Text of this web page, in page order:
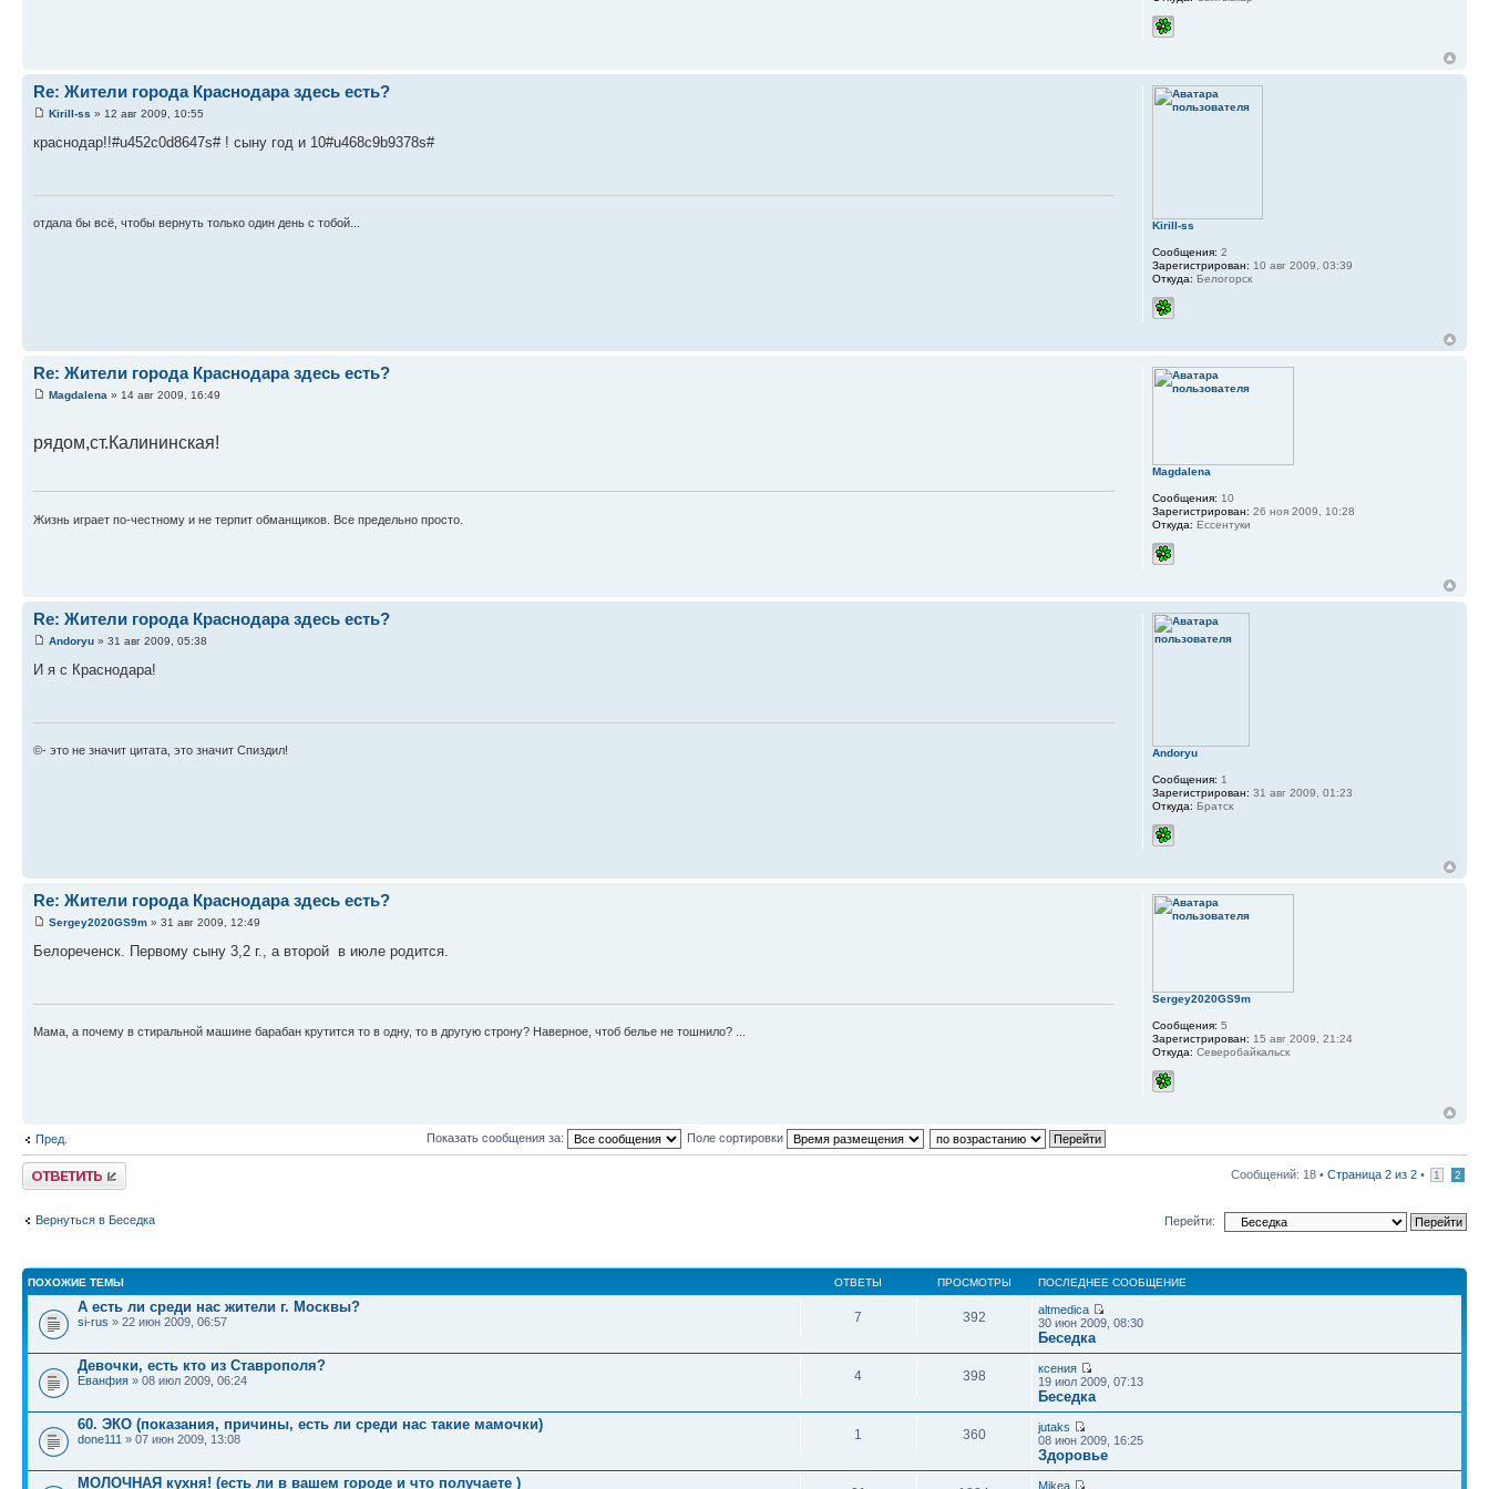
Re: Жители города Краснодара здесь есть?
Kirill-ss » 12 авг 2009, 10:55
краснодар!!#u452c0d8647s# ! сыну год и 10#u468c9b9378s#
отдала бы всё, чтобы вернуть только один день с тобой... Kirill-ss
Сообщения: 2
Зарегистрирован: 10 авг 2009, 03:39
Откуда: Белогорск
Re: Жители города Краснодара здесь есть?
Magdalena » 14 авг 2009, 16:49
рядом,ст.Калининская!
Жизнь играет по-честному и не терпит обманщиков. Все предельно просто.
Magdalena
Сообщения: 10
Зарегистрирован: 26 ноя 2009, 10:28
Откуда: Ессентуки
Re: Жители города Краснодара здесь есть?
Andoryu » 31 авг 2009, 05:38
И я с Краснодара!
©- это не значит цитата, это значит Спиздил! Andoryu
Сообщения: 1
Зарегистрирован: 31 авг 2009, 01:23
Откуда: Братск
Re: Жители города Краснодара здесь есть?
Sergey2020GS9m » 31 авг 2009, 12:49
Белореченск. Первому сыну 3,2 г., а второй в июле родится.
Мама, а почему в стиральной машине барабан крутится то в одну, то в другую строну? Наверное, чтоб белье не тошнило? ...
Sergey2020GS9m
Сообщения: 5
Зарегистрирован: 15 авг 2009, 21:24
Откуда: Северобайкальск
Пред. Показать сообщения за: Поле сортировки
Ответить Сообщений: 18 • Страница 2 из 2 • 1 2
Вернуться в Беседка Перейти:
ПОХОЖИЕ ТЕМЫ ОТВЕТЫ ПРОСМОТРЫ ПОСЛЕДНЕЕ СООБЩЕНИЕ
А есть ли среди нас жители г. Москвы?
si-rus » 22 июн 2009, 06:57 7 392
altmedica
30 июн 2009, 08:30
Беседка
Девочки, есть кто из Ставрополя?
Еванфия » 08 июл 2009, 06:24 4 398
ксения
19 июл 2009, 07:13
Беседка
60. ЭКО (показания, причины, есть ли среди нас такие мамочки)
done111 » 07 июн 2009, 13:08 1 360
jutaks
08 июн 2009, 16:25
Здоровье
МОЛОЧНАЯ кухня! (есть ли в вашем городе и что получаете )
Mikea